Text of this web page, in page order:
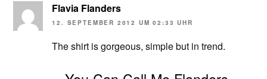
Flavia Flanders
12. SEPTEMBER 2012 UM 02:33 UHR
The shirt is gorgeous, simple but in trend.